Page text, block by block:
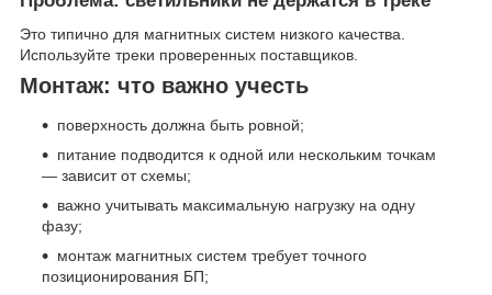
Это типично для магнитных систем низкого качества.
Используйте треки проверенных поставщиков.
Монтаж: что важно учесть
поверхность должна быть ровной;
питание подводится к одной или нескольким точкам
— зависит от схемы;
важно учитывать максимальную нагрузку на одну
фазу;
монтаж магнитных систем требует точного
позиционирования БП;